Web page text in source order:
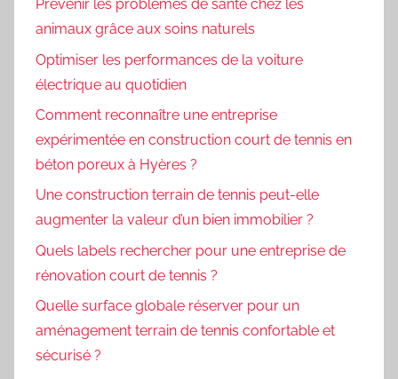
Prévenir les problèmes de santé chez les
animaux grâce aux soins naturels
Optimiser les performances de la voiture
électrique au quotidien
Comment reconnaître une entreprise
expérimentée en construction court de tennis en
béton poreux à Hyères ?
Une construction terrain de tennis peut-elle
augmenter la valeur d’un bien immobilier ?
Quels labels rechercher pour une entreprise de
rénovation court de tennis ?
Quelle surface globale réserver pour un
aménagement terrain de tennis confortable et
sécurisé ?